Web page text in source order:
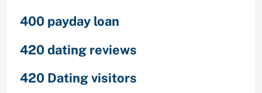
400 payday loan
420 dating reviews
420 Dating visitors